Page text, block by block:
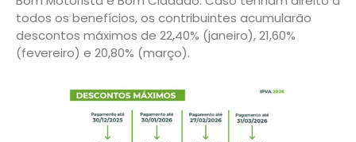
todos os benefícios, os contribuintes acumularão
descontos máximos de 22,40% (janeiro), 21,60%
(fevereiro) e 20,80% (março).